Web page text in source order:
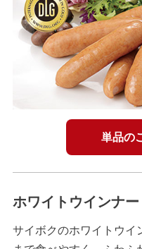
単品の
ホワイトウインナ
サイボクのホワイトウイ